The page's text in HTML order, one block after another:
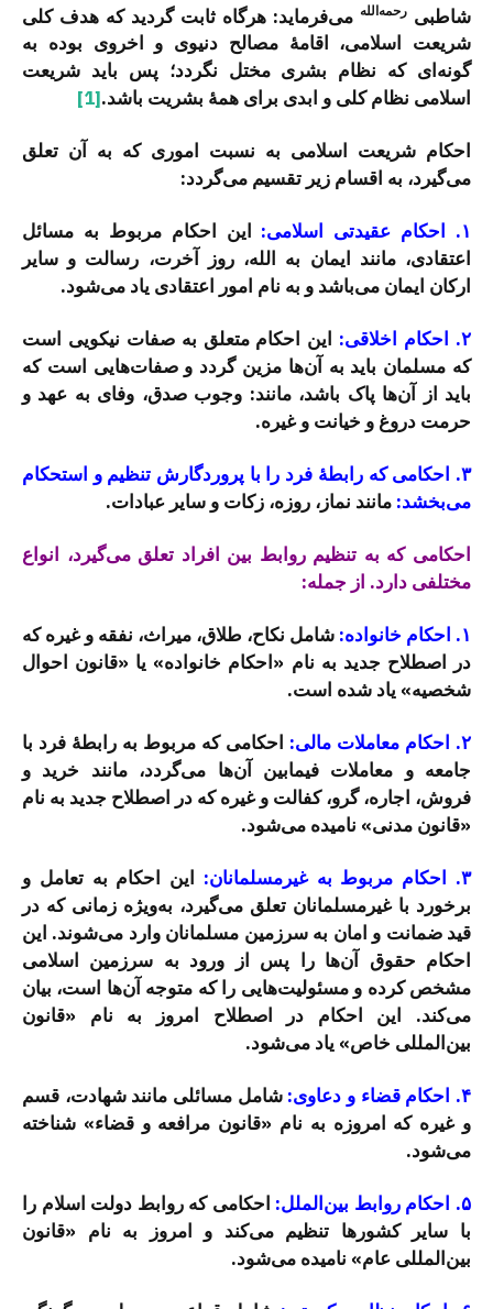
شاطبی رحمه‌الله می‌فرماید: هرگاه ثابت گردید که هدف کلی
شریعت اسلامی، اقامۀ مصالح دنیوی و اخروی بوده به
گونه‌ای که نظام بشری مختل نگردد؛ پس باید شریعت
اسلامی نظام کلی و ابدی برای همۀ بشریت باشد.[1]
احکام شریعت اسلامی به نسبت اموری که به آن تعلق
می‌گیرد، به اقسام زیر تقسیم می‌گردد:
۱. احکام عقیدتی اسلامی:
این احکام مربوط به مسائل
اعتقادی، مانند ایمان به الله، روز آخرت، رسالت و سایر
ارکان ایمان می‌باشد و به نام امور اعتقادی یاد می‌شود.
۲. احکام اخلاقی:
این احکام متعلق به صفات نیکویی است
که مسلمان باید به آن‌ها مزین گردد و صفات‌هایی است که
باید از آن‌ها پاک باشد، مانند: وجوب صدق، وفای به عهد و
حرمت دروغ و خیانت و غیره.
۳. احکامی که رابطۀ فرد را با پروردگارش تنظیم و استحکام
می‌بخشد: مانند نماز، روزه، زکات و سایر عبادات.
احکامی که به تنظیم روابط بین افراد تعلق می‌گیرد، انواع
مختلفی دارد. از جمله:
۱. احکام خانواده:
شامل نکاح، طلاق، میراث، نفقه و غیره که
در اصطلاح جدید به نام «احکام خانواده» یا «قانون احوال
شخصیه» یاد شده است.
۲. احکام معاملات مالی:
احکامی که مربوط به رابطۀ فرد با
جامعه و معاملات فیمابین آن‌ها می‌گردد، مانند خرید و
فروش، اجاره، گرو، کفالت و غیره که در اصطلاح جدید به نام
«قانون مدنی» نامیده می‌شود.
۳. احکام مربوط به غیرمسلمانان:
این احکام به تعامل و
برخورد با غیرمسلمانان تعلق می‌گیرد، به‌ویژه زمانی که در
قید ضمانت و امان به سرزمین مسلمانان وارد می‌شوند. این
احکام حقوق آن‌ها را پس از ورود به سرزمین اسلامی
مشخص کرده و مسئولیت‌هایی را که متوجه آن‌ها است، بیان
می‌کند. این احکام در اصطلاح امروز به نام «قانون
بین‌المللی خاص» یاد می‌شود.
۴. احکام قضاء و دعاوی:
شامل مسائلی مانند شهادت، قسم
و غیره که امروزه به نام «قانون مرافعه و قضاء» شناخته
می‌شود.
۵. احکام روابط بین‌الملل:
احکامی که روابط دولت اسلام را
با سایر کشورها تنظیم می‌کند و امروز به نام «قانون
بین‌المللی عام» نامیده می‌شود.